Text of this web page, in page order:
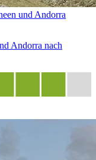
und Andorra
Andorra nach